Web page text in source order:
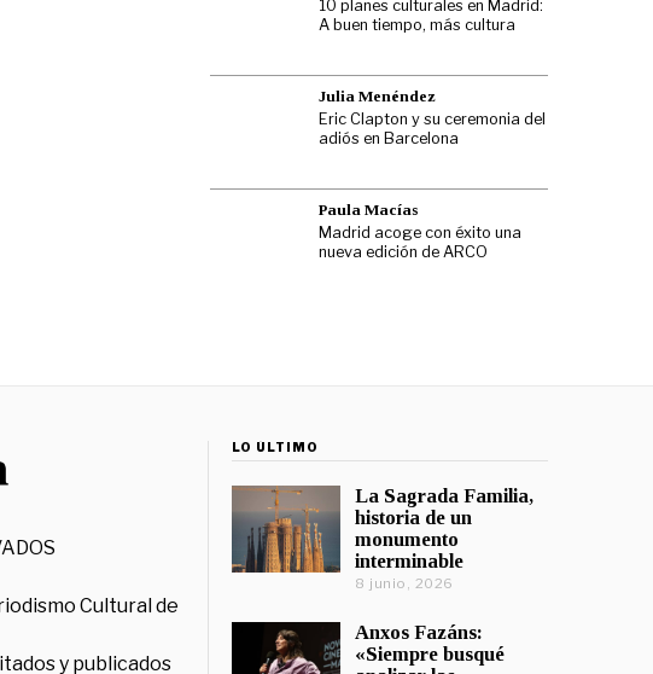
10 planes culturales en Madrid:
A buen tiempo, más cultura
Julia Menéndez
Eric Clapton y su ceremonia del
adiós en Barcelona
Paula Macías
Madrid acoge con éxito una
nueva edición de ARCO
Cultural de
y publicados
LO ÚLTIMO
La Sagrada Familia,
historia de un
monumento
interminable
8 junio, 2026
Anxos Fazáns:
«Siempre busqué